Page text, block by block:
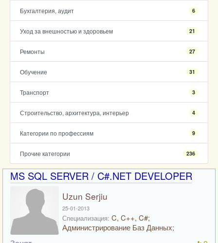
Бухгалтерия, аудит 6
Уход за внешностью и здоровьем 21
Ремонты 27
Обучение 31
Транспорт 3
Строительство, архитектура, интерьер 4
Категории по профессиям 9
Прочие категории 236
MS SQL SERVER / C#.NET DEVELOPER
Uzun Serjiu
25-01-2013
Специализация: C, C++, C#;
Администрирование Баз Данных;